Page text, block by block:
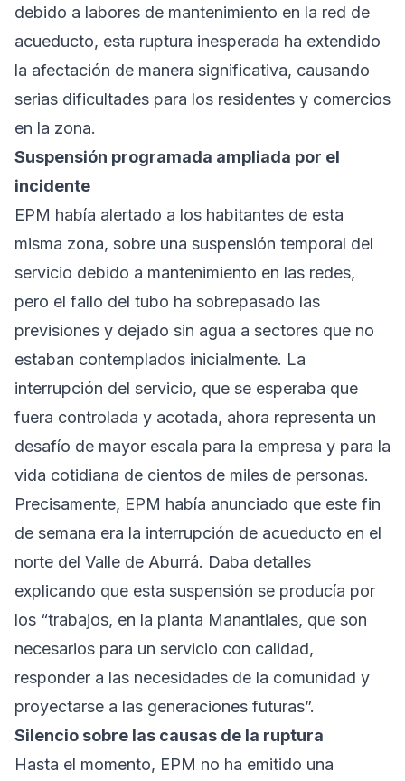
debido a labores de mantenimiento en la red de
acueducto, esta ruptura inesperada ha extendido
la afectación de manera significativa, causando
serias dificultades para los residentes y comercios
en la zona.
Suspensión programada ampliada por el
incidente
EPM había alertado a los habitantes de esta
misma zona, sobre una suspensión temporal del
servicio debido a mantenimiento en las redes,
pero el fallo del tubo ha sobrepasado las
previsiones y dejado sin agua a sectores que no
estaban contemplados inicialmente. La
interrupción del servicio, que se esperaba que
fuera controlada y acotada, ahora representa un
desafío de mayor escala para la empresa y para la
vida cotidiana de cientos de miles de personas.
Precisamente, EPM había anunciado que este fin
de semana era la interrupción de acueducto en el
norte del Valle de Aburrá. Daba detalles
explicando que esta suspensión se producía por
los “trabajos, en la planta Manantiales, que son
necesarios para un servicio con calidad,
responder a las necesidades de la comunidad y
proyectarse a las generaciones futuras”.
Silencio sobre las causas de la ruptura
Hasta el momento, EPM no ha emitido una